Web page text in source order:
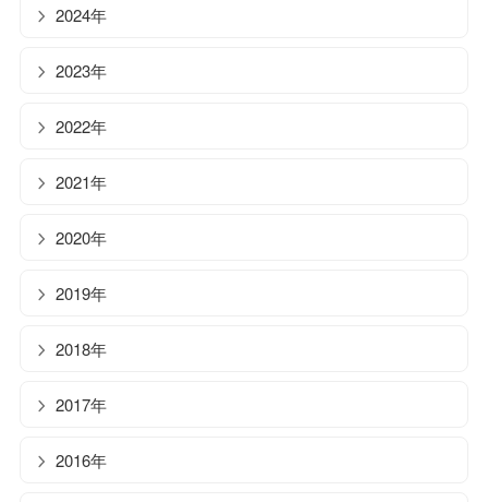
2024年
2023年
2022年
2021年
2020年
2019年
2018年
2017年
2016年